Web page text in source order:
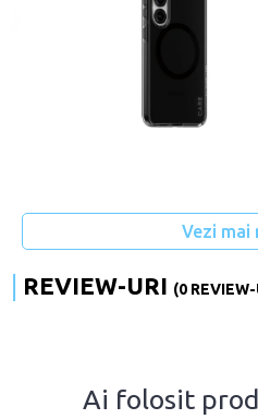
Vezi mai
REVIEW-URI (0
Ai folosit